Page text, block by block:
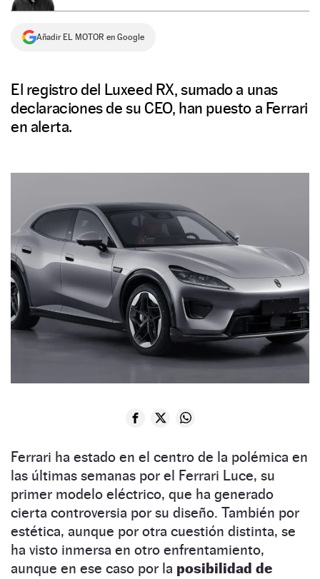
Añadir EL MOTOR en Google
El registro del Luxeed RX, sumado a unas
declaraciones de su CEO, han puesto a Ferrari
en alerta.
Ferrari ha estado en el centro de la polémica en
las últimas semanas por el Ferrari Luce, su
primer modelo eléctrico, que ha generado
cierta controversia por su diseño. También por
estética, aunque por otra cuestión distinta, se
ha visto inmersa en otro enfrentamiento,
aunque en ese caso por la posibilidad de